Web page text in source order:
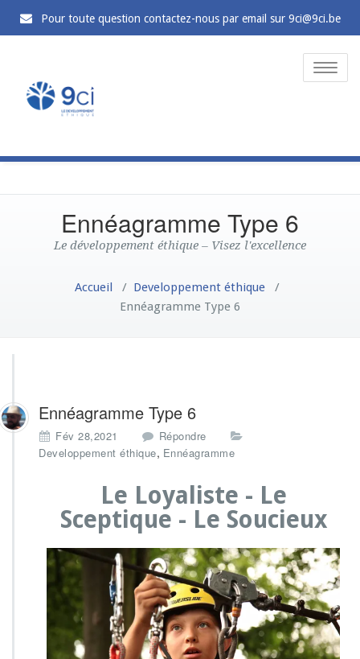
Pour toute question contactez-nous par email sur 9ci@9ci.be
Toggle
Ennéagramme Type 6
Le développement éthique – Visez l'excellence
Accueil / Developpement éthique/
Ennéagramme Type 6
Ennéagramme Type 6
Fév 28,2021
Répondre
Developpement éthique, Ennéagramme
Le Loyaliste - Le
Sceptique - Le Soucieux